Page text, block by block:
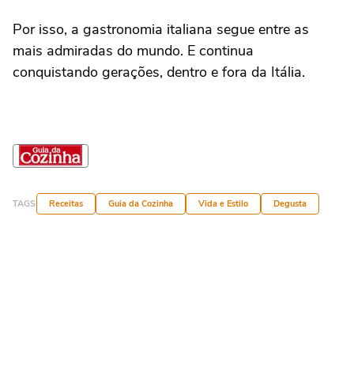
Por isso, a gastronomia italiana segue entre as
mais admiradas do mundo. E continua
conquistando gerações, dentro e fora da Itália.
TAGS Receitas Guia da Cozinha Vida e Estilo Degusta